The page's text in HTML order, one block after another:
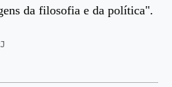
da filosofia e da política".